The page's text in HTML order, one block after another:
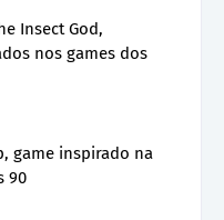
Insect God,
nos games dos
game inspirado na
90